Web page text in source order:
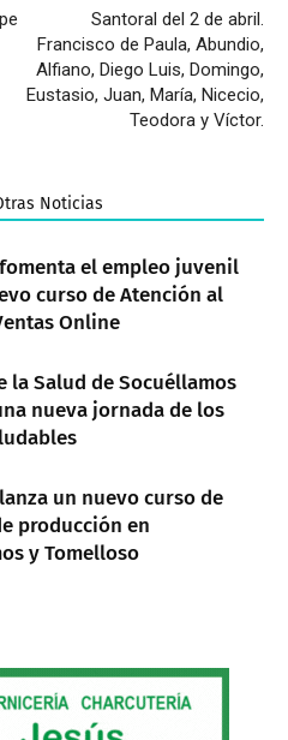
Santoral del 2 de abril.
Francisco de Paula, Abundio,
Alfiano, Diego Luis, Domingo,
Eustasio, Juan, María, Nicecio,
Teodora y Víctor.
Noticias
el empleo juvenil
curso de Atención al
Online
la Salud de Socuéllamos
nueva jornada de los
un nuevo curso de
producción en
y Tomelloso